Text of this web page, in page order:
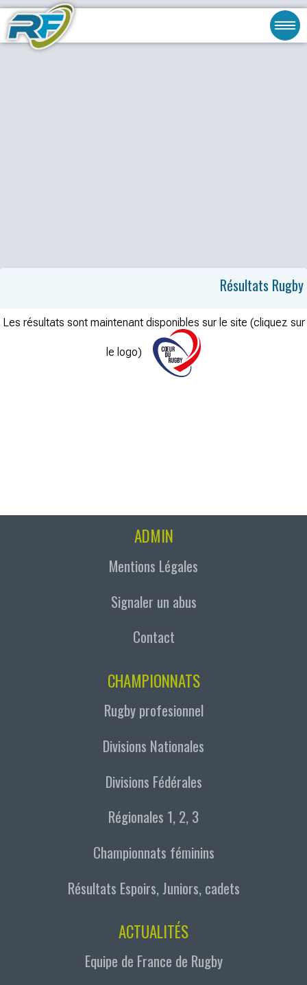
Résultats Rugby
Les résultats sont maintenant disponibles sur le site (cliquez sur
le logo)
ADMIN
Mentions Légales
Signaler un abus
Contact
CHAMPIONNATS
Rugby profesionnel
Divisions Nationales
Divisions Fédérales
Régionales 1, 2, 3
Championnats féminins
Résultats Espoirs, Juniors, cadets
ACTUALITÉS
Equipe de France de Rugby